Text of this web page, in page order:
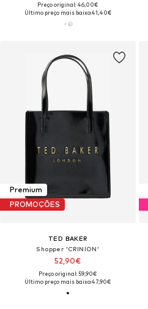
Preço original: 46,00€
Último preço mais baixo:41,40€
Premium
PROMOÇÕES
TED BAKER
Shopper 'CRINION'
52,90€
Preço original: 59,90€
Último preço mais baixo:47,90€